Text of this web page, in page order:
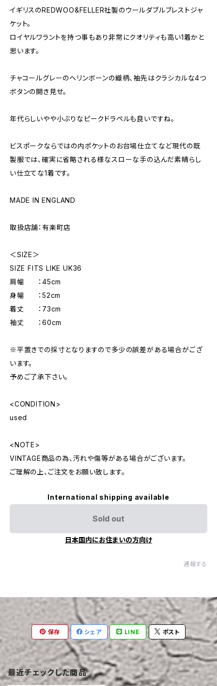
イギリスのREDWOO&FELLER社製のウールダブルブレストジャ
ケット。
ロイヤルワラントを持つ事もあり非常にクオリティも高い1着かと
思います。
チャコールグレーのヘリンボーンの織柄、袖先はクラシカルな4つ
ボタンの開き見せ。
年代らしいやや小ぶりなピークドラペルも良いですね。
ビスポークならではの内ポケットのお台場仕立てなど現代の既
製服では、確実に省略される様なスローな手の込んだ素晴らし
い仕立てな1着です。
MADE IN ENGLAND
取扱店舗：有楽町店
＜SIZE＞
SIZE FITS LIKE UK36
肩幅 ：45cm
身幅 ：52cm
着丈 ：73cm
袖丈 ：60cm
※平置きでの採寸となりますので多少の誤差がある場合がござ
います。
予めご了承下さい。
<CONDITION>
used
<NOTE>
VINTAGE商品の為、汚れや傷等がある場合がございます。
ご理解の上、ご注文をお願い致します。
International shipping available
Sold out
日本国内にお住まいの方向け
通報する
保存 シェア LINE ポスト
最近チェックした商品